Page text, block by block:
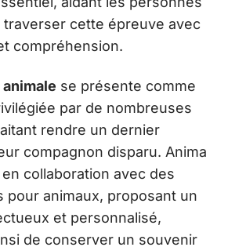
traverser cette épreuve avec
compréhension.
se présente comme
par de nombreuses
rendre un dernier
compagnon disparu. Anima
collaboration avec des
pour animaux, proposant un
et personnalisé,
de conserver un souvenir